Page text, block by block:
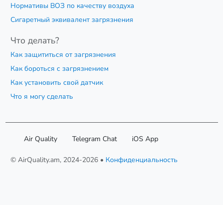
Нормативы ВОЗ по качеству воздуха
Сигаретный эквивалент загрязнения
Что делать?
Как защититься от загрязнения
Как бороться с загрязнением
Как установить свой датчик
Что я могу сделать
Air Quality Telegram Chat iOS App
© AirQuality.am, 2024-2026 • Конфиденциальность